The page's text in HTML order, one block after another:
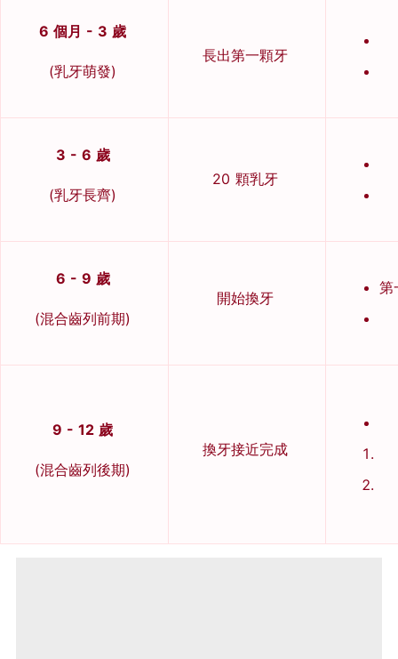
6 個月 - 3 歲
(乳牙萌發)
長出第一顆牙
3 - 6 歲
(乳牙長齊)
20 顆乳牙
6 - 9 歲
(混合齒列前期)
開始換牙
第
9 - 12 歲
(混合齒列後期)
換牙接近完成